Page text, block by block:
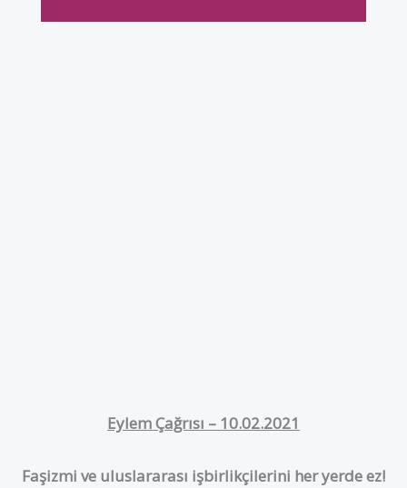
Eylem Çağrısı – 10.02.2021
Faşizmi ve uluslararası işbirlikçilerini her yerde ez!